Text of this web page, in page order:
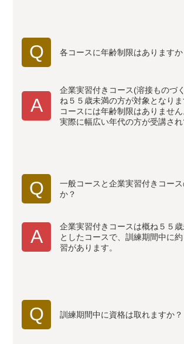
Q 各コースに年齢制限はありますか
A
企業実習付きコース(溶接ものづ
ね５５歳未満の方が対象となり
コースには年齢制限はありません
実際に幅広い年代の方が受講され
Q
一般コースと企業実習付きコー
か？
A
企業実習付きコースは概ね５５
としたコースで、訓練期間中に
習があります。
Q 訓練期間中に資格は取れますか？